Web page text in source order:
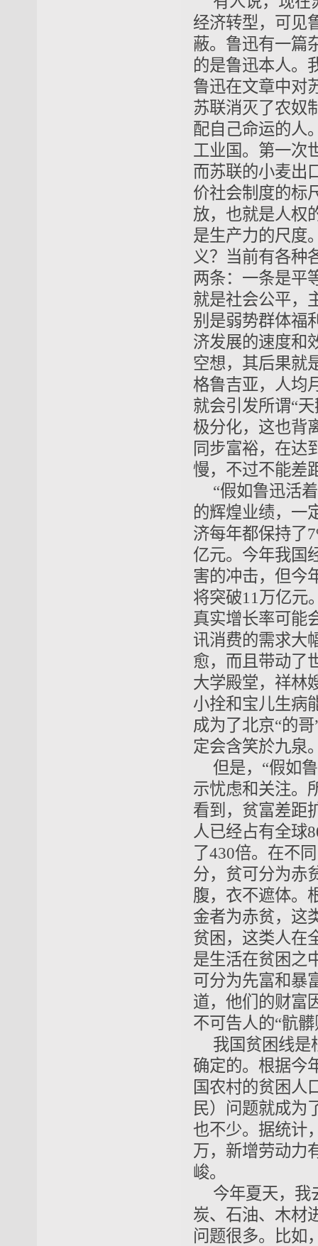
经济转型，可见
蔽。鲁迅有一篇
的是鲁迅本人。
鲁迅在文章中对
苏联消灭了农奴
配自己命运的人
工业国。第一次
而苏联的小麦出
价社会制度的标
放，也就是人权
是生产力的尺度
义？当前有各种
两条：一条是平
就是社会公平，
别是弱势群体福
济发展的速度和
空想，其后果就
格鲁吉亚，人均
就会引发所谓“
极分化，这也背
同步富裕，在达
慢，不过不能差
“假如鲁迅活
的辉煌业绩，一
济每年都保持了
亿元。今年我国
害的冲击，但今
将突破11万亿元
真实增长率可能
讯消费的需求大
愈，而且带动了
大学殿堂，祥林
小拴和宝儿生病
成为了北京“的
定会含笑於九泉
但是，“假如
示忧虑和关注。
看到，贫富差距
人已经占有全球
了430倍。在不
分，贫可分为赤
腹，衣不遮体。
金者为赤贫，这
贫困，这类人在
是生活在贫困之
可分为先富和暴
道，他们的财富
不可告人的“骯
我国贫困线是
确定的。根据今
国农村的贫困人
民）问题就成为
也不少。据统计
万，新增劳动力
峻。
今年夏天，我
炭、石油、木材
问题很多。比如